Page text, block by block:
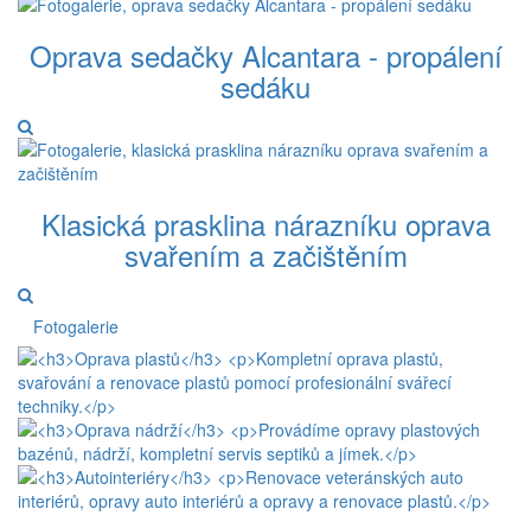
Oprava sedačky Alcantara - propálení
sedáku
Klasická prasklina nárazníku oprava
svařením a začištěním
Fotogalerie